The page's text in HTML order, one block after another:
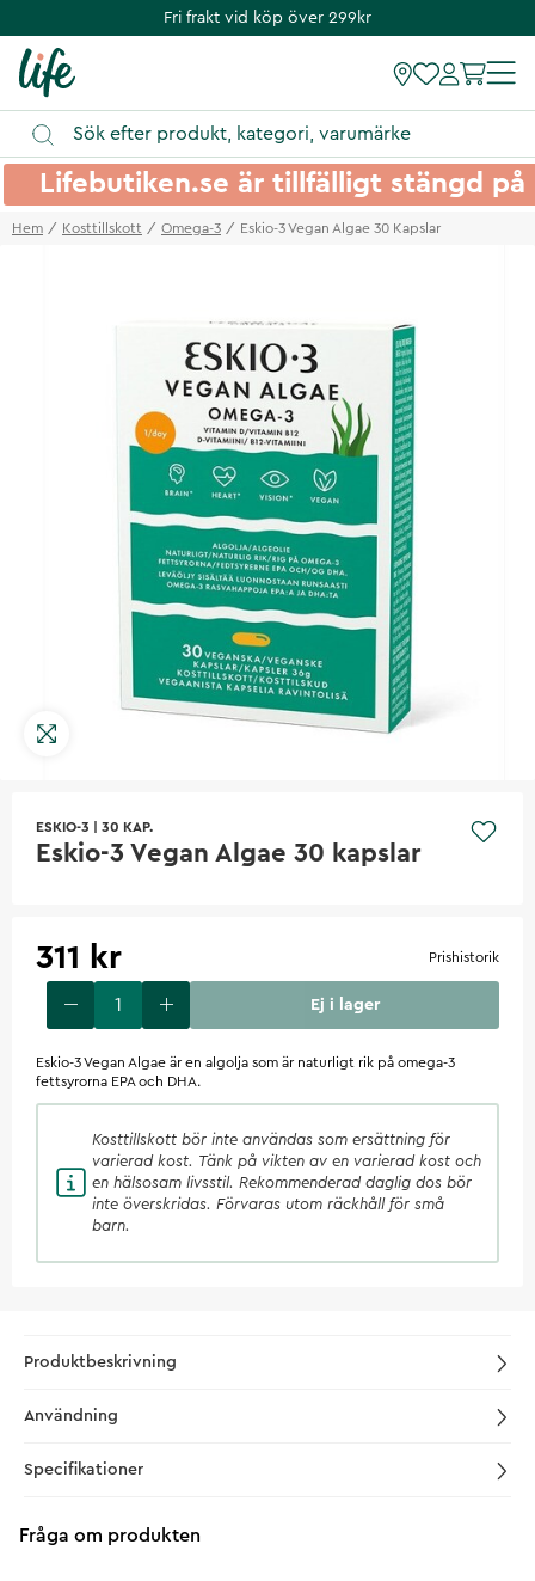
Fri frakt vid köp över 299kr
Lifebutiken.se är tillfälligt stängd
Hem Kosttillskott Omega-3 Eskio-3 Vegan Algae 30 Kapslar
ESKIO-3 30 KAP.
Eskio-3 Vegan Algae 30 kapslar
311 kr Prishistorik
Ej i lager
Eskio-3 Vegan Algae är en algolja som är naturligt rik på omega-3
fettsyrorna EPA och DHA.
Kosttillskott bör inte användas som ersättning för
varierad kost. Tänk på vikten av en varierad kost och
en hälsosam livsstil. Rekommenderad daglig dos bör
inte överskridas. Förvaras utom räckhåll för små
barn.
Produktbeskrivning
Användning
Specifikationer
Fråga om produkten